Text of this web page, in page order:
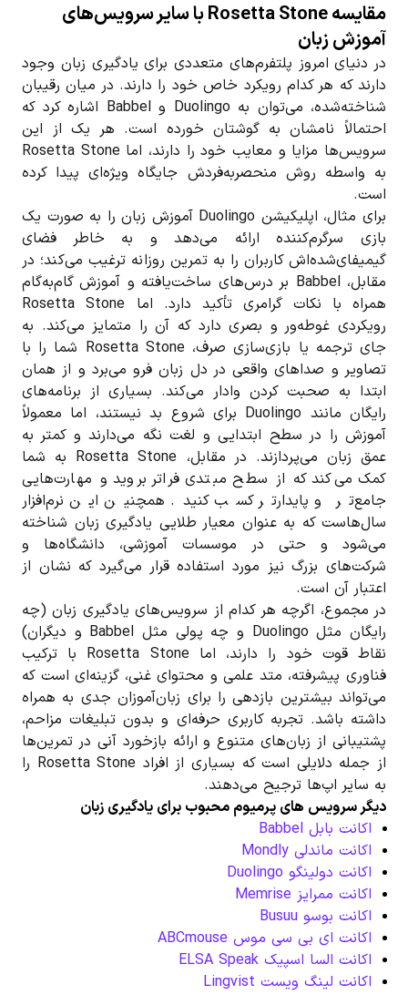
مقایسه Rosetta Stone با سایر سرویس‌های
آموزش زبان
در دنیای امروز پلتفرم‌های متعدد‌ی برای یادگیری زبان وجود
دارند که هر کدام رویکرد خاص خود را دارند. در میان رقیبان
شناخته‌شده، می‌توان به Duolingo و Babbel اشاره کرد که
احتمالاً نامشان به گوشتان خورده است. هر یک از این
سرویس‌ها مزایا و معایب خود را دارند، اما Rosetta Stone
به واسطه روش منحصربه‌فردش جایگاه ویژه‌ای پیدا کرده
است.
برای مثال، اپلیکیشن Duolingo آموزش زبان را به صورت یک
بازی سرگرم‌کننده ارائه می‌دهد و به خاطر فضای
گیمیفای‌شده‌اش کاربران را به تمرین روزانه ترغیب می‌کند؛ در
مقابل، Babbel بر درس‌های ساخت‌یافته و آموزش گام‌به‌گام
همراه با نکات گرامری تأکید دارد. اما Rosetta Stone
رویکردی غوطه‌ور و بصری دارد که آن را متمایز می‌کند. به
جای ترجمه یا بازی‌سازی صرف، Rosetta Stone شما را با
تصاویر و صداهای واقعی در دل زبان فرو می‌برد و از همان
ابتدا به صحبت کردن وادار می‌کند. بسیاری از برنامه‌های
رایگان مانند Duolingo برای شروع بد نیستند، اما معمولاً
آموزش را در سطح ابتدایی و لغت نگه می‌دارند و کمتر به
عمق زبان می‌پردازند. در مقابل، Rosetta Stone به شما
کمک می‌کند که از سطح مبتدی فراتر بروید و مهارت‌هایی
جامع‌تر و پایدارتر کسب کنید. همچنین این نرم‌افزار
سال‌هاست که به عنوان معیار طلایی یادگیری زبان شناخته
می‌شود و حتی در موسسات آموزشی، دانشگاه‌ها و
شرکت‌های بزرگ نیز مورد استفاده قرار می‌گیرد که نشان از
اعتبار آن است.
در مجموع، اگرچه هر کدام از سرویس‌های یادگیری زبان (چه
رایگان مثل Duolingo و چه پولی مثل Babbel و دیگران)
نقاط قوت خود را دارند، اما Rosetta Stone با ترکیب
فناوری پیشرفته، متد علمی و محتوای غنی، گزینه‌ای است که
می‌تواند بیشترین بازدهی را برای زبان‌آموزان جدی به همراه
داشته باشد. تجربه کاربری حرفه‌ای و بدون تبلیغات مزاحم،
پشتیبانی از زبان‌های متنوع و ارائه بازخورد آنی در تمرین‌ها
از جمله دلایلی است که بسیاری از افراد Rosetta Stone را
به سایر اپ‌ها ترجیح می‌دهند.
دیگر سرویس های پرمیوم محبوب برای یادگیری زبان
اکانت بابل Babbel
اکانت ماندلی Mondly
اکانت دولینگو Duolingo
اکانت ممرایز Memrise
اکانت بوسو Busuu
اکانت ای بی سی موس ABCmouse
اکانت السا اسپیک ELSA Speak
اکانت لینگ‌ ویست Lingvist